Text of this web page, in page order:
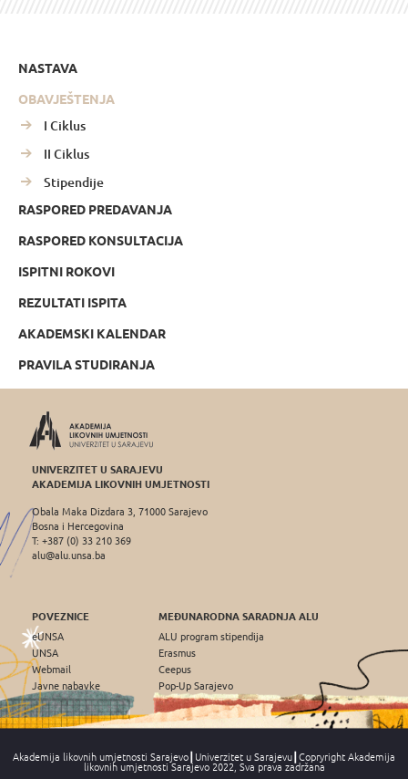
NASTAVA
OBAVJEŠTENJA
I Ciklus
II Ciklus
Stipendije
RASPORED PREDAVANJA
RASPORED KONSULTACIJA
ISPITNI ROKOVI
REZULTATI ISPITA
AKADEMSKI KALENDAR
PRAVILA STUDIRANJA
UNIVERZITET U SARAJEVU
AKADEMIJA LIKOVNIH UMJETNOSTI
Obala Maka Dizdara 3, 71000 Sarajevo
Bosna i Hercegovina
T: +387 (0) 33 210 369
alu@alu.unsa.ba
POVEZNICE
eUNSA
UNSA
Webmail
Javne nabavke
MEĐUNARODNA SARADNJA ALU
ALU program stipendija
Erasmus
Ceepus
Pop-Up Sarajevo
Akademija likovnih umjetnosti Sarajevo┃Univerzitet u Sarajevu┃Copryright Akademija
likovnih umjetnosti Sarajevo 2022, Sva prava zadržana